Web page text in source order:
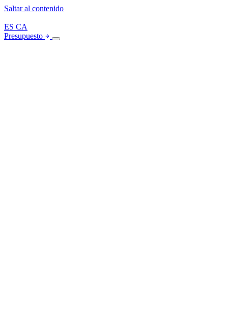
Saltar al contenido
ES CA
Presupuesto